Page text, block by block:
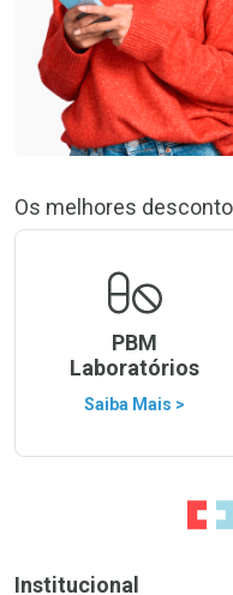
Os melhores
PBM
Laboratórios
Saiba Mais >
Ir
Institucional